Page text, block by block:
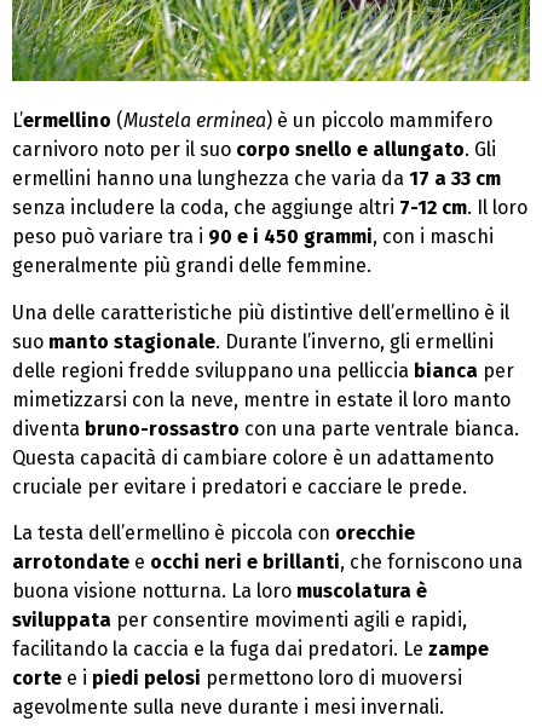
L’ermellino (Mustela erminea) è un piccolo mammifero
carnivoro noto per il suo corpo snello e allungato. Gli
ermellini hanno una lunghezza che varia da 17 a 33 cm
senza includere la coda, che aggiunge altri 7-12 cm. Il loro
peso può variare tra i 90 e i 450 grammi, con i maschi
generalmente più grandi delle femmine.
Una delle caratteristiche più distintive dell’ermellino è il
suo manto stagionale. Durante l’inverno, gli ermellini
delle regioni fredde sviluppano una pelliccia bianca per
mimetizzarsi con la neve, mentre in estate il loro manto
diventa bruno-rossastro con una parte ventrale bianca.
Questa capacità di cambiare colore è un adattamento
cruciale per evitare i predatori e cacciare le prede.
La testa dell’ermellino è piccola con orecchie
arrotondate e occhi neri e brillanti, che forniscono una
buona visione notturna. La loro muscolatura è
sviluppata per consentire movimenti agili e rapidi,
facilitando la caccia e la fuga dai predatori. Le zampe
corte e i piedi pelosi permettono loro di muoversi
agevolmente sulla neve durante i mesi invernali.